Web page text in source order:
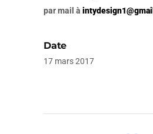
par mail à
Date
17 mars 2017